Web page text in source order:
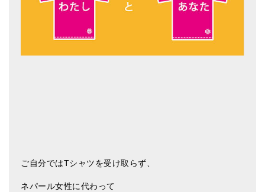
ご自分ではTシャツを受け取らず、
ネパール女性に代わって